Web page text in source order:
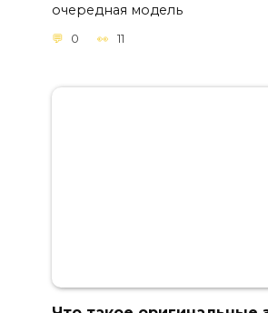
очередная модель
0 11